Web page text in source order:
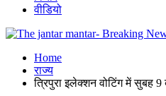
वीडियो
Home
राज्य
त्रिपुरा इलेक्शन वोटिंग में सुबह